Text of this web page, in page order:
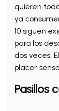
quieren
ya
10 siguen
para los
dos veces.
placer
Pasillos